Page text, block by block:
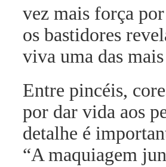
vez mais força
os bastidores
viva uma das
Entre pincéis,
por dar vida aos
detalhe é
“A maquiagem